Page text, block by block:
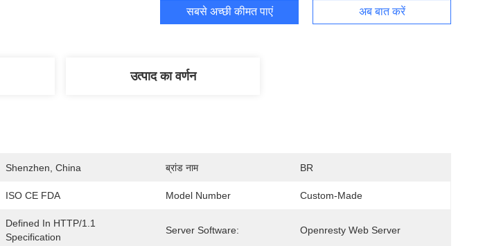
सबसे अच्छी कीमत पाएं अब बात करें
उत्पाद का वर्णन
Shenzhen, China ब्रांड नाम BR
ISO CE FDA Model Number Custom-Made
Defined In HTTP/1.1
Specification
Server Software: Openresty Web Server